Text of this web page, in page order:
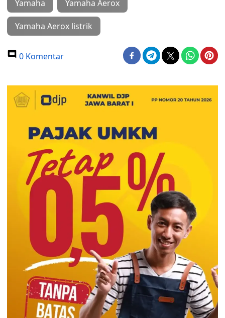
Yamaha Yamaha Aerox
Yamaha Aerox listrik
0 Komentar